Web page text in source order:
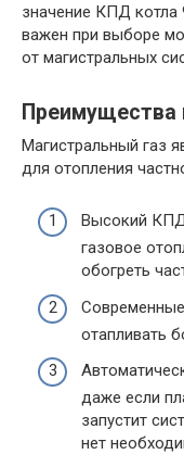
значение КПД котла
важен при выборе
от магистральных
Преимущества
Магистральный газ
для отопления
Высокий КПД
газовое
обогреть
отапливать
даже если
запустит
нет